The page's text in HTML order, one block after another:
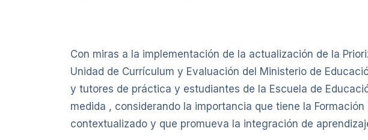
Con miras a la implementación de la actualización de la
Unidad de Currículum y Evaluación del Ministerio de
y tutores de práctica y estudiantes de la Escuela de
medida , considerando la importancia que tiene la
contextualizado y que promueva la integración de